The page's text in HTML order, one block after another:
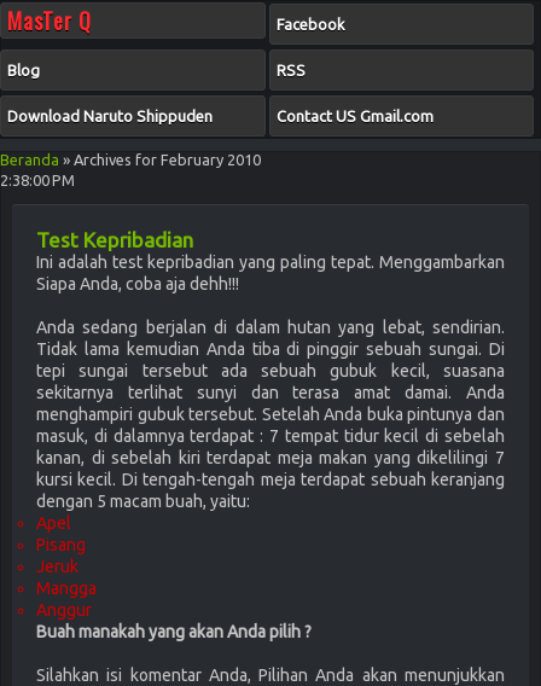
MasTer Q Facebook
Blog RSS
Download Naruto Shippuden Contact US Gmail.com
Beranda » Archives for February 2010
2:38:00 PM
Test Kepribadian
Ini adalah test kepribadian yang paling tepat. Menggambarkan
Siapa Anda, coba aja dehh!!!
Anda sedang berjalan di dalam hutan yang lebat, sendirian.
Tidak lama kemudian Anda tiba di pinggir sebuah sungai. Di
tepi sungai tersebut ada sebuah gubuk kecil, suasana
sekitarnya terlihat sunyi dan terasa amat damai. Anda
menghampiri gubuk tersebut. Setelah Anda buka pintunya dan
masuk, di dalamnya terdapat : 7 tempat tidur kecildi sebelah
kanan, di sebelah kiri terdapat meja makan yang dikelilingi 7
kursi kecil. Di tengah-tengah meja terdapat sebuah keranjang
dengan 5 macam buah, yaitu:
Apel
Pisang
Jeruk
Mangga
Anggur
Buah manakah yang akan Anda pilih ?
Silahkan isi komentar Anda, Pilihan Anda akan menunjukkan